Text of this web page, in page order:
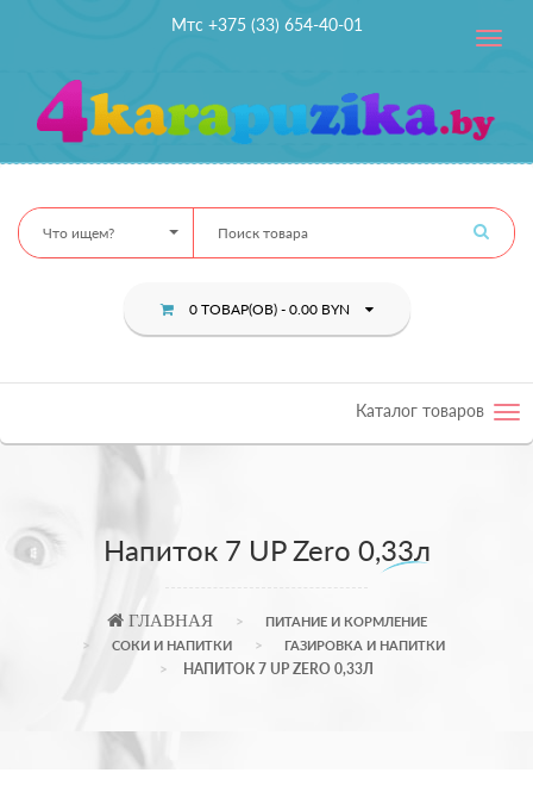
Мтс +375 (33) 654-40-01
Toggle
Что ищем?
0 ТОВАР(ОВ) - 0.00 BYN
Каталог товаров
Напиток 7 UP Zero 0,33л
ГЛАВНАЯ
ПИТАНИЕ И КОРМЛЕНИЕ
СОКИ И НАПИТКИ
ГАЗИРОВКА И НАПИТКИ
НАПИТОК 7 UP ZERO 0,33Л